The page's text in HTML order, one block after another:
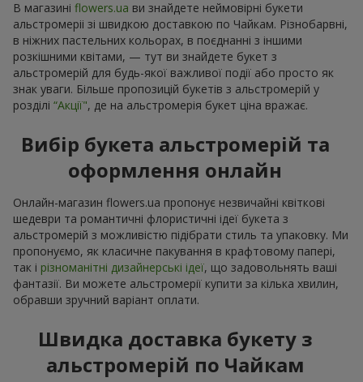
В магазині flowers.ua ви знайдете неймовірні букети
альстромеріі зі швидкою доставкою по Чайкам. Різнобарвні,
в ніжних пастельних кольорах, в поєднанні з іншими
розкішними квітами, — тут ви знайдете букет з
альстромерій для будь-якої важливої події або просто як
знак уваги. Більше пропозицій букетів з альстромерій у
розділі “Акції", де на альстромерія букет ціна вражає.
Вибір букета альстромерій та
оформлення онлайн
Онлайн-магазин flowers.ua пропонує незвичайні квіткові
шедеври та романтичні флористичні ідеї букета з
альстромерій з можливістю підібрати стиль та упаковку. Ми
пропонуємо, як класичне пакування в крафтовому папері,
так і різноманітні дизайнерські ідеї, що задовольнять ваші
фантазії. Ви можете альстромерії купити за кілька хвилин,
обравши зручний варіант оплати.
Швидка доставка букету з
альстромерій по Чайкам